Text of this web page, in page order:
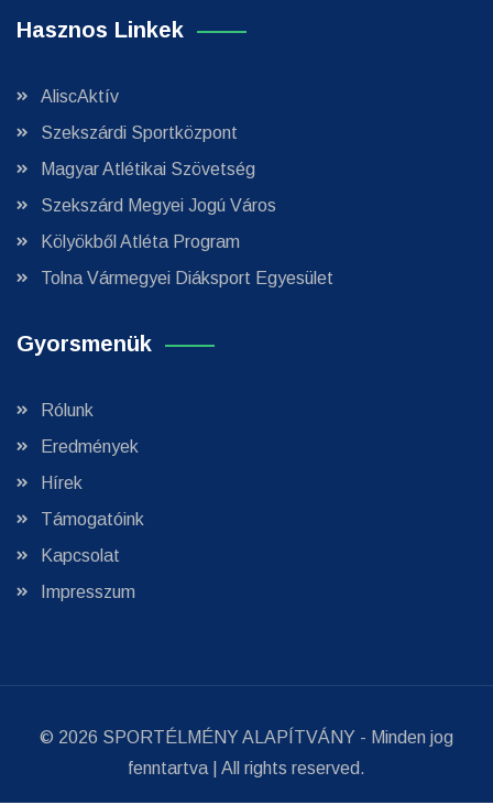
Hasznos Linkek
AliscAktív
Szekszárdi Sportközpont
Magyar Atlétikai Szövetség
Szekszárd Megyei Jogú Város
Kölyökből Atléta Program
Tolna Vármegyei Diáksport Egyesület
Gyorsmenük
Rólunk
Eredmények
Hírek
Támogatóink
Kapcsolat
Impresszum
© 2026 SPORTÉLMÉNY ALAPÍTVÁNY - Minden jog
fenntartva | All rights reserved.